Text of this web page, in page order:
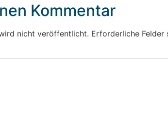
Kommentar
nicht veröffentlicht. Erforderliche Felder